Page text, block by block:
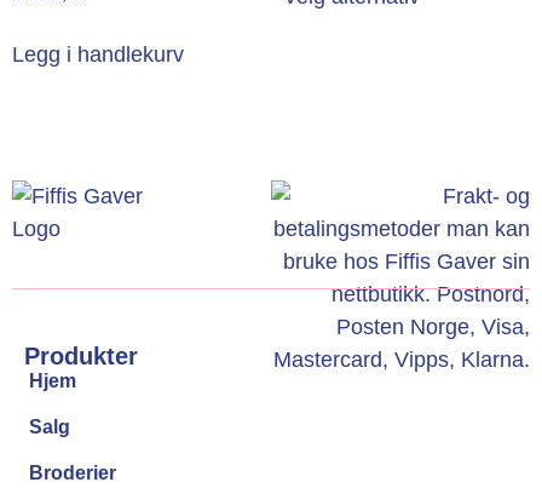
Legg i handlekurv
Produkter
Hjem
Salg
Broderier